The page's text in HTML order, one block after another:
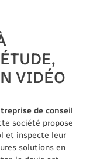
à tout moment en
VIDÉO
de conseil
société propose
et inspecte leur
solutions en